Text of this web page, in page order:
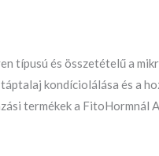
típusú és összetételű a
kondíciolálása és a
termékek a FitoHormnál